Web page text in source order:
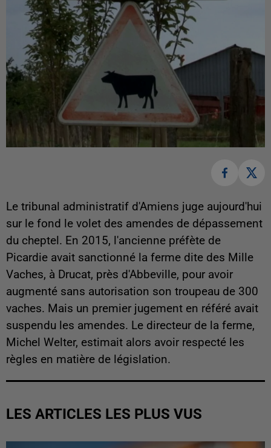
Le tribunal administratif d'Amiens juge aujourd'hui
sur le fond le volet des amendes de dépassement
du cheptel. En 2015, l'ancienne préfète de
Picardie avait sanctionné la ferme dite des Mille
Vaches, à Drucat, près d'Abbeville, pour avoir
augmenté sans autorisation son troupeau de 300
vaches. Mais un premier jugement en référé avait
suspendu les amendes. Le directeur de la ferme,
Michel Welter, estimait alors avoir respecté les
règles en matière de législation.
LES ARTICLES LES PLUS VUS